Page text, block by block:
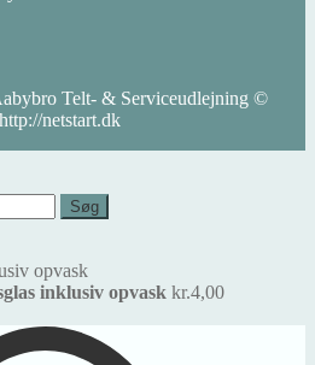
Telt- & Serviceudlejning ©
netstart.dk
Søg
inklusiv opvask kr.4,00